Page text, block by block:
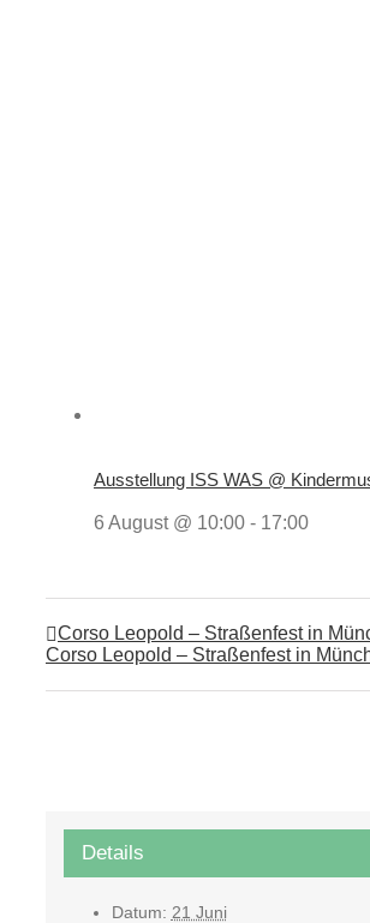
Ausstellung ISS WAS @
6 August @ 10:00 - 17:00
Corso Leopold – Straßenfest in
Corso Leopold – Straßenfest in
Details
Datum: 21 Juni